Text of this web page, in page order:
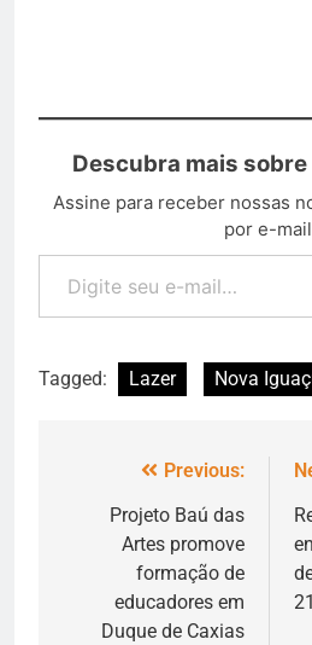
Descubra mais sobre
Assine para receber nossas
por e-
Tagged: Lazer Nova
Previous:
Projeto Baú das
Artes promove
formação de
educadores em
Duque de Caxias